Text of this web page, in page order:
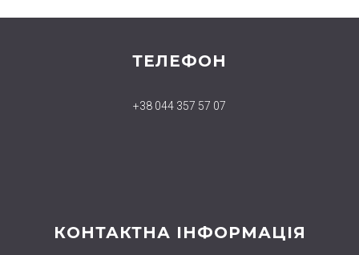
ТЕЛЕФОН
+38 044 357 57 07
КОНТАКТНА ІНФОРМАЦІЯ